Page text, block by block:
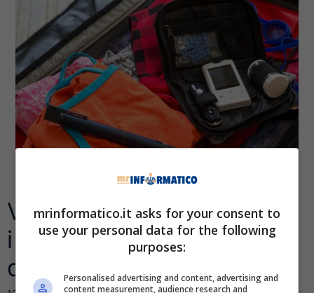
Vacanze sicure anche per
i nostri dispositivi: questi
qua sono indistruttibili
mrinformatico.it asks for your consent to
use your personal data for the following
purposes:
Personalised advertising and content, advertising and
content measurement, audience research and